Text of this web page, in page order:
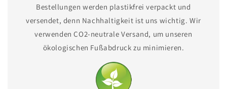
Bestellungen werden plastikfrei verpackt und
versendet, denn Nachhaltigkeit ist uns wichtig. Wir
verwenden CO2-neutrale Versand, um unseren
ökologischen Fußabdruck zu minimieren.